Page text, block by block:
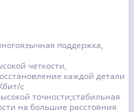
поддержка,
четкости,
каждой детали
с
точности;стабильная
на большие расстояния